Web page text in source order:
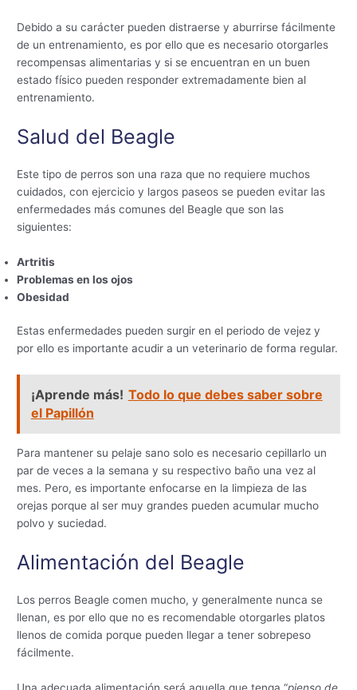
Debido a su carácter pueden distraerse y aburrirse fácilmente
de un entrenamiento, es por ello que es necesario otorgarles
recompensas alimentarias y si se encuentran en un buen
estado físico pueden responder extremadamente bien al
entrenamiento.
Salud del Beagle
Este tipo de perros son una raza que no requiere muchos
cuidados, con ejercicio y largos paseos se pueden evitar las
enfermedades más comunes del Beagle que son las
siguientes:
Artritis
Problemas en los ojos
Obesidad
Estas enfermedades pueden surgir en el periodo de vejez y
por ello es importante acudir a un veterinario de forma regular.
¡Aprende más! Todo lo que debes saber sobre
el Papillón
Para mantener su pelaje sano solo es necesario cepillarlo un
par de veces a la semana y su respectivo baño una vez al
mes. Pero, es importante enfocarse en la limpieza de las
orejas porque al ser muy grandes pueden acumular mucho
polvo y suciedad.
Alimentación del Beagle
Los perros Beagle comen mucho, y generalmente nunca se
llenan, es por ello que no es recomendable otorgarles platos
llenos de comida porque pueden llegar a tener sobrepeso
fácilmente.